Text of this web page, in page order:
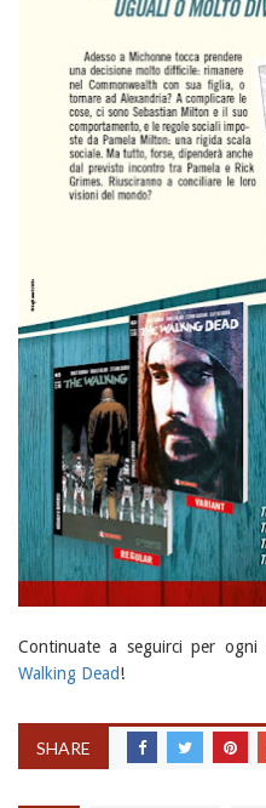
Continuate a seguirci per ogni
Walking Dead!
SHARE